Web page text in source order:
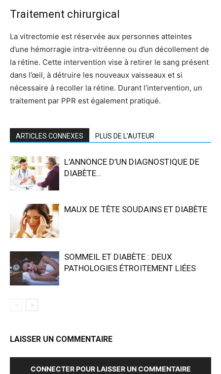
Traitement chirurgical
La vitrectomie est réservée aux personnes atteintes
d’une hémorragie intra-vitréenne ou d’un décollement de
la rétine. Cette intervention vise à retirer le sang présent
dans l’œil, à détruire les nouveaux vaisseaux et si
nécessaire à recoller la rétine. Durant l’intervention, un
traitement par PPR est également pratiqué.
ARTICLES CONNEXES PLUS DE L'AUTEUR
L’ANNONCE D’UN DIAGNOSTIQUE DE
DIABÈTE…
MAUX DE TÊTE SOUDAINS ET DIABÈTE
SOMMEIL ET DIABÈTE : DEUX
PATHOLOGIES ÉTROITEMENT LIÉES
LAISSER UN COMMENTAIRE
CONNECTER POUR LAISSER UN COMMENTAIRE